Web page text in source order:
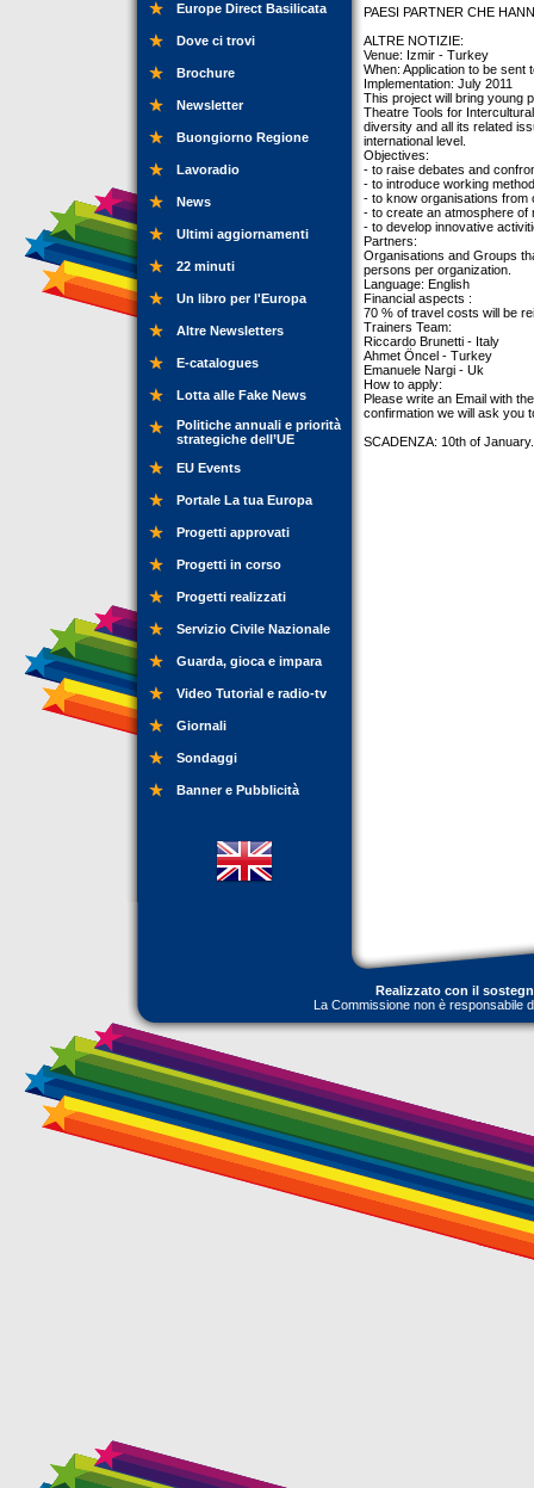
Europe Direct Basilicata
Dove ci trovi
Brochure
Newsletter
Buongiorno Regione
Lavoradio
News
Ultimi aggiornamenti
22 minuti
Un libro per l'Europa
Altre Newsletters
E-catalogues
Lotta alle Fake News
Politiche annuali e priorità
strategiche dell’UE
EU Events
Portale La tua Europa
Progetti approvati
Progetti in corso
Progetti realizzati
Servizio Civile Nazionale
Guarda, gioca e impara
Video Tutorial e radio-tv
Giornali
Sondaggi
Banner e Pubblicità
PAESI PARTNER CHE
ALTRE NOTIZIE:
Venue: Izmir - Turkey
When: Application to be
Implementation: July 2011
This project will bring young
Theatre Tools for
diversity and all its related
international level.
Objectives:
- to raise debates and
- to introduce working
- to know organisations from
- to create an atmosphere of
- to develop innovative
Partners:
Organisations and Groups
persons per organization.
Language: English
Financial aspects :
70 % of travel costs will be
Trainers Team:
Riccardo Brunetti - Italy
Ahmet Öncel - Turkey
Emanuele Nargi - Uk
How to apply:
Please write an Email with
confirmation we will ask you
SCADENZA: 10th of January.
Realizzato con il
La Commissione non è responsabile